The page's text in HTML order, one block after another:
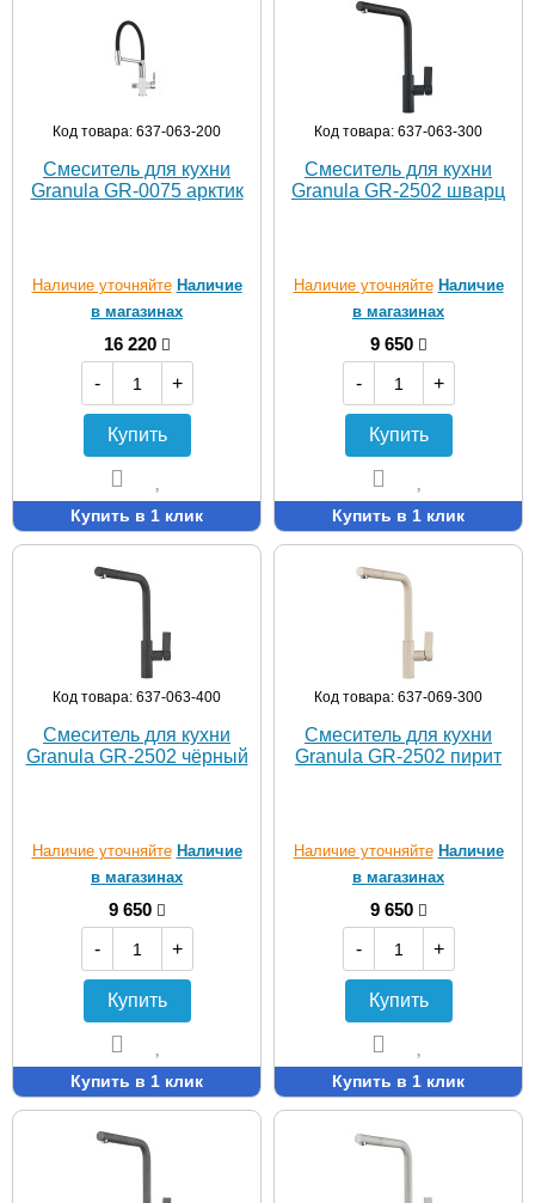
Код товара: 637-063-200
Смеситель для кухни
Granula GR-0075 арктик
Наличие уточняйте Наличие
в магазинах
16 220
-
+
Купить
Купить в 1 клик
Код товара: 637-063-300
Смеситель для кухни
Granula GR-2502 шварц
Наличие уточняйте Наличие
в магазинах
9 650
-
+
Купить
Купить в 1 клик
Код товара: 637-063-400
Смеситель для кухни
Granula GR-2502 чёрный
Наличие уточняйте Наличие
в магазинах
9 650
-
+
Купить
Купить в 1 клик
Код товара: 637-069-300
Смеситель для кухни
Granula GR-2502 пирит
Наличие уточняйте Наличие
в магазинах
9 650
-
+
Купить
Купить в 1 клик